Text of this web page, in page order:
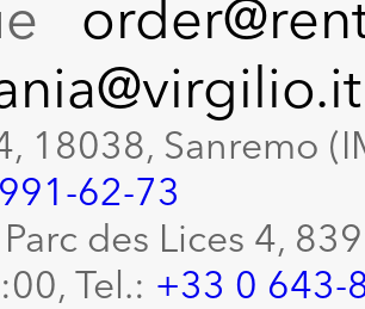
18038, Sanremo
62-73
des Lices 4,
Tel.: +33 0 643-